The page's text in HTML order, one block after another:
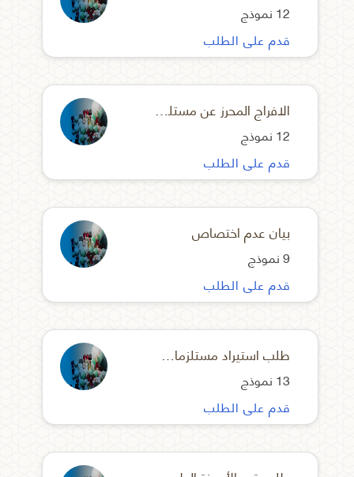
قدم على الطلب
12 نموذج
قدم على الطلب
الافراج المحرز عن مستلزمات طبية بموجب موافقة او خطة استيرادية
12 نموذج
قدم على الطلب
بيان عدم اختصاص
9 نموذج
قدم على الطلب
طلب استيراد مستلزمات للفعاليات الطبية
13 نموذج